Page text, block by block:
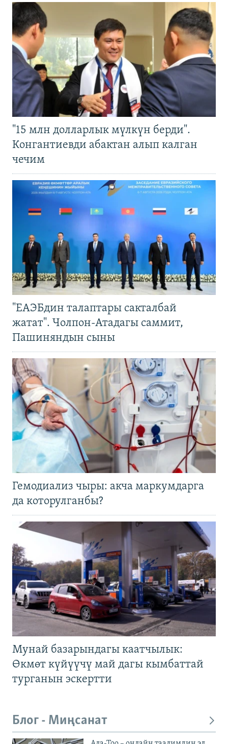
"15 млн долларлык мүлкүн берди".
Конгантиевди абактан алып калган
чечим
"ЕАЭБдин талаптары сакталбай
жатат". Чолпон-Атадагы саммит,
Пашиняндын сыны
Гемодиализ чыры: акча маркумдарга
да которулганбы?
Мунай базарындагы каатчылык:
Өкмөт күйүүчү май дагы кымбаттай
турганын эскертти
Блог - Миңсанат